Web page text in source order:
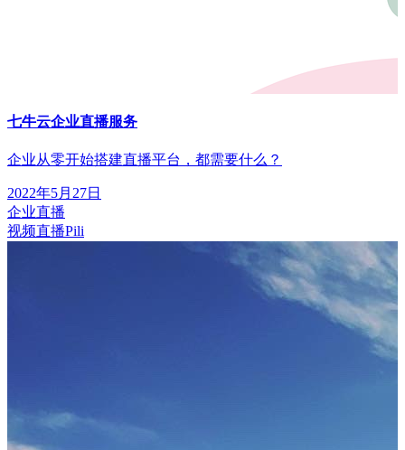
七牛云企业直播服务
企业从零开始搭建直播平台，都需要什么？
2022年5月27日
企业直播
视频直播Pili